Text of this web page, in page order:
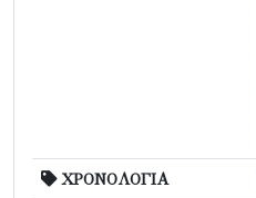
ΧΡΟΝΟΛΟΓΙΑ